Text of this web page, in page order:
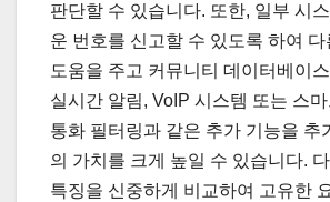
판단할 수 있습니다. 또한, 일부 시
운 번호를 신고할 수 있도록 하여 다
도움을 주고 커뮤니티 데이터베이
실시간 알림, VoIP 시스템 또는 스
통화 필터링과 같은 추가 기능을 추
의 가치를 크게 높일 수 있습니다.
특징을 신중하게 비교하여 고유한